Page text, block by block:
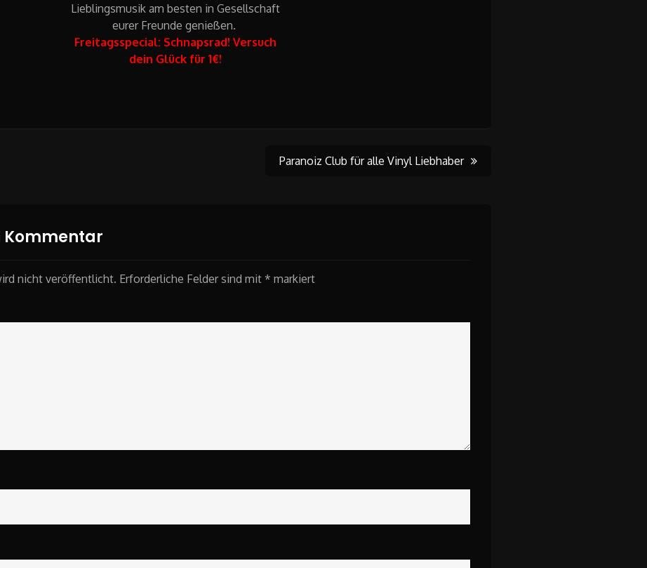
Lieblingsmusik am besten in Gesellschaft
eurer Freunde genießen.
Freitagsspecial: Schnapsrad! Versuch
dein Glück für 1€!
Paranoiz Club für alle Vinyl Liebhaber
Kommentar
nicht veröffentlicht. Erforderliche Felder sind mit * markiert